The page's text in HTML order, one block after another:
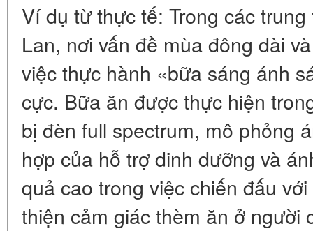
Ví dụ từ thực tế: Trong các
Lan, nơi vấn đề mùa đông dài
việc thực hành «bữa sáng ánh
cực. Bữa ăn được thực hiện
bị đèn full spectrum, mô phỏng
hợp của hỗ trợ dinh dưỡng và
quả cao trong việc chiến đấu
thiện cảm giác thèm ăn ở người